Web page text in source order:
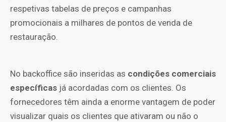
respetivas tabelas de preços e campanhas
promocionais a milhares de pontos de venda de
restauração.
No backoffice são inseridas as condições comerciais
específicas já acordadas com os clientes. Os
fornecedores têm ainda a enorme vantagem de poder
visualizar quais os clientes que ativaram ou não o